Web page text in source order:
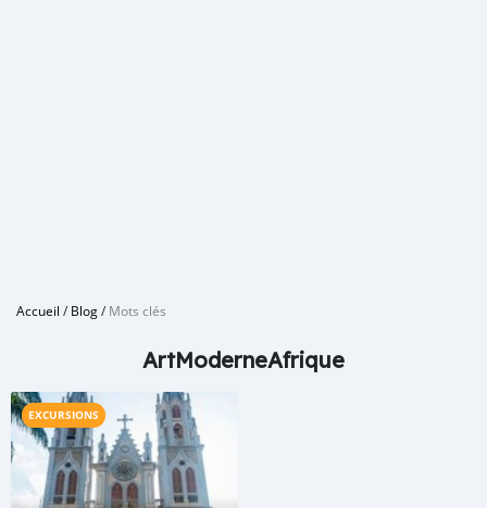
Accueil /Blog/Mots clés
ArtModerneAfrique
EXCURSIONS